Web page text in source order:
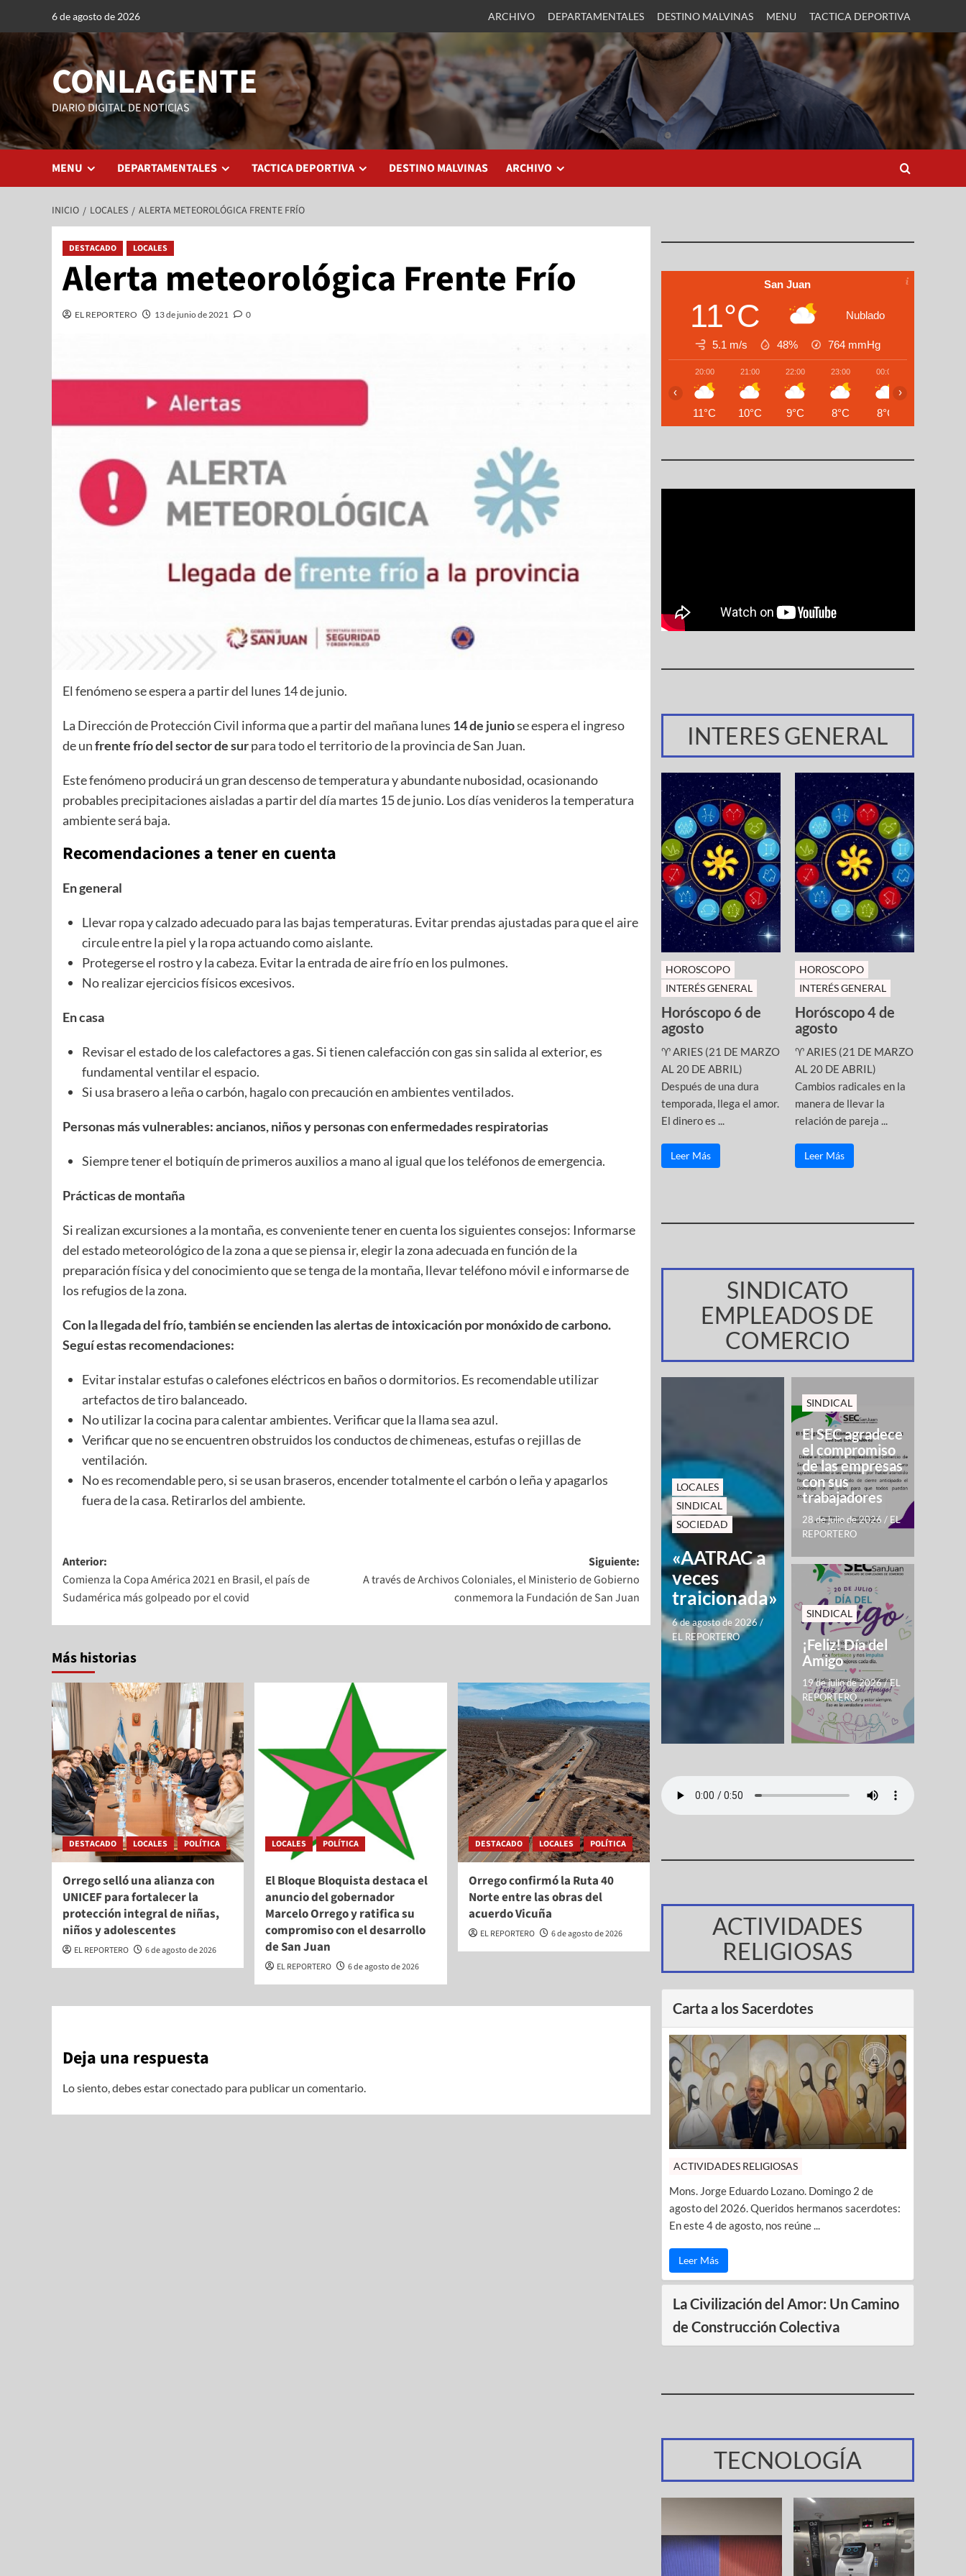
6 de agosto de 2026 ARCHIVO DEPARTAMENTALES DESTINO MALVINAS MENU TACTICA DEPORTIVA
CONLAGENTE
DIARIO DIGITAL DE NOTICIAS
MENU DEPARTAMENTALES TACTICA DEPORTIVA DESTINO MALVINAS ARCHIVO
INICIO LOCALES ALERTA METEOROLÓGICA FRENTE FRÍO
DESTACADO LOCALES
Alerta meteorológica Frente Frío
EL REPORTERO 13 de junio de 2021 0
El fenómeno se espera a partir del lunes 14 de junio.
La Dirección de Protección Civil informa que a partir del mañana lunes 14 de juniose espera el ingreso
de unfrente frío del sector de surpara todo el territorio de la provincia de San Juan.
Este fenómeno producirá un gran descenso de temperatura y abundante nubosidad, ocasionando
probables precipitaciones aisladas a partir del día martes 15 de junio. Los días venideros la temperatura
ambiente será baja.
Recomendaciones a tener en cuenta
En general
Llevar ropa y calzado adecuado para las bajas temperaturas. Evitar prendas ajustadas para que el aire
circule entre la piel y la ropa actuando como aislante.
Protegerse el rostro y la cabeza. Evitar la entrada de aire frío en los pulmones.
No realizar ejercicios físicos excesivos.
En casa
Revisar el estado de los calefactores a gas. Si tienen calefacción con gas sin salida al exterior, es
fundamental ventilar el espacio.
Si usa brasero a leña o carbón, hagalo con precaución en ambientes ventilados.
Personas más vulnerables: ancianos, niños y personas con enfermedades respiratorias
Siempre tener el botiquín de primeros auxilios a mano al igual que los teléfonos de emergencia.
Prácticas de montaña
Si realizan excursiones a la montaña, es conveniente tener en cuenta los siguientes consejos: Informarse
del estado meteorológico de la zona a que se piensa ir, elegir la zona adecuada en función de la
preparación física y del conocimiento que se tenga de la montaña, llevar teléfono móvil e informarse de
los refugios de la zona.
Con la llegada del frío, también se encienden las alertas de intoxicación por monóxido de carbono.
Seguí estas recomendaciones:
Evitar instalar estufas o calefones eléctricos en baños o dormitorios. Es recomendable utilizar
artefactos de tiro balanceado.
No utilizar la cocina para calentar ambientes. Verificar que la llama sea azul.
Verificar que no se encuentren obstruidos los conductos de chimeneas, estufas o rejillas de
ventilación.
No es recomendable pero, si se usan braseros, encender totalmente el carbón o leña y apagarlos
fuera de la casa. Retirarlos del ambiente.
Anterior:
Comienza la Copa América 2021 en Brasil, el país de
Sudamérica más golpeado por el covid
Siguiente:
A través de Archivos Coloniales, el Ministerio de Gobierno
conmemora la Fundación de San Juan
Más historias
DESTACADO LOCALES POLÍTICA
Orrego selló una alianza con
UNICEF para fortalecer la
protección integral de niñas,
niños y adolescentes
EL REPORTERO 6 de agosto de 2026
LOCALES POLÍTICA
El Bloque Bloquista destaca el
anuncio del gobernador
Marcelo Orrego y ratifica su
compromiso con el desarrollo
de San Juan
EL REPORTERO 6 de agosto de 2026
DESTACADO LOCALES POLÍTICA
Orrego confirmó la Ruta 40
Norte entre las obras del
acuerdo Vicuña
EL REPORTERO 6 de agosto de 2026
Deja una respuesta
Lo siento, debes estarconectado para publicar un comentario.
San Juan
11°C Nublado
5.1 m/s 48% 764 mmHg
20:00
11°C
21:00
10°C
22:00
9°C
23:00
8°C
00:00
8°C
‹ ›
INTERES GENERAL
HOROSCOPO
INTERÉS GENERAL
Horóscopo 6 de
agosto
♈ ARIES (21 DE MARZO
AL 20 DE ABRIL)
Después de una dura
temporada, llega el amor.
El dinero es ...
Leer Más
HOROSCOPO
INTERÉS GENERAL
Horóscopo 4 de
agosto
♈ ARIES (21 DE MARZO
AL 20 DE ABRIL)
Cambios radicales en la
manera de llevar la
relación de pareja ...
Leer Más
SINDICATO
EMPLEADOS DE
COMERCIO
LOCALES
SINDICAL
SOCIEDAD
«AATRAC a
veces
traicionada»
6 de agosto de 2026/
EL REPORTERO
SINDICAL
El SEC agradece
el compromiso
de las empresas
con sus
trabajadores
28 de julio de 2026 / EL
REPORTERO
SINDICAL
¡Feliz! Día del
Amigo
19 de julio de 2026/EL
REPORTERO
ACTIVIDADES
RELIGIOSAS
Carta a los Sacerdotes
ACTIVIDADES RELIGIOSAS
Mons. Jorge Eduardo Lozano. Domingo 2 de
agosto del 2026. Queridos hermanos sacerdotes:
En este 4 de agosto, nos reúne ...
Leer Más
La Civilización del Amor: Un Camino
de Construcción Colectiva
TECNOLOGÍA